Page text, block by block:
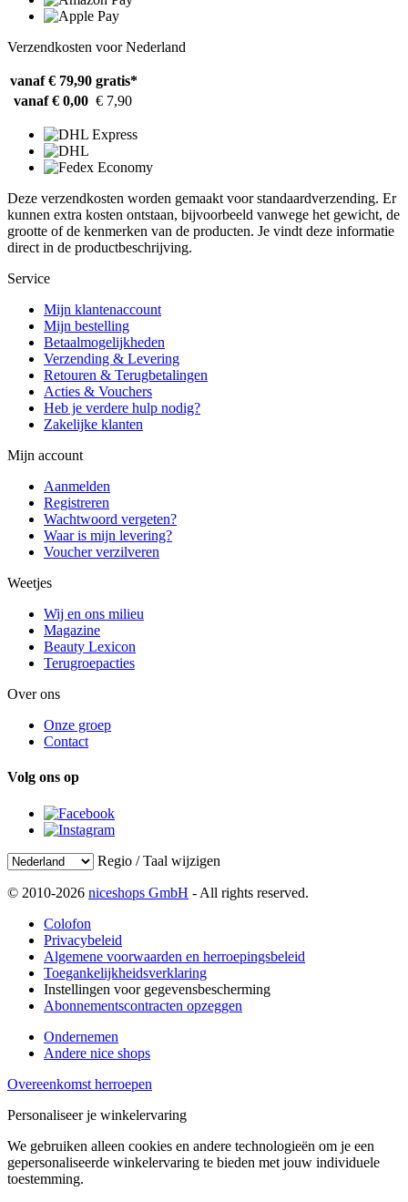
Verzendkosten voor Nederland
vanaf € 79,90 gratis*
vanaf € 0,00 € 7,90
Deze verzendkosten worden gemaakt voor standaardverzending. Er
kunnen extra kosten ontstaan, bijvoorbeeld vanwege het gewicht, de
grootte of de kenmerken van de producten. Je vindt deze informatie
direct in de productbeschrijving.
Service
Mijn klantenaccount
Mijn bestelling
Betaalmogelijkheden
Verzending & Levering
Retouren & Terugbetalingen
Acties & Vouchers
Heb je verdere hulp nodig?
Zakelijke klanten
Mijn account
Aanmelden
Registreren
Wachtwoord vergeten?
Waar is mijn levering?
Voucher verzilveren
Weetjes
Wij en ons milieu
Magazine
Beauty Lexicon
Terugroepacties
Over ons
Onze groep
Contact
Volg ons op
Regio / Taal wijzigen
© 2010-2026 niceshops GmbH - All rights reserved.
Colofon
Privacybeleid
Algemene voorwaarden en herroepingsbeleid
Toegankelijkheidsverklaring
Instellingen voor gegevensbescherming
Abonnementscontracten opzeggen
Ondernemen
Andere nice shops
Overeenkomst herroepen
Personaliseer je winkelervaring
We gebruiken alleen cookies en andere technologieën om je een
gepersonaliseerde winkelervaring te bieden met jouw individuele
toestemming.